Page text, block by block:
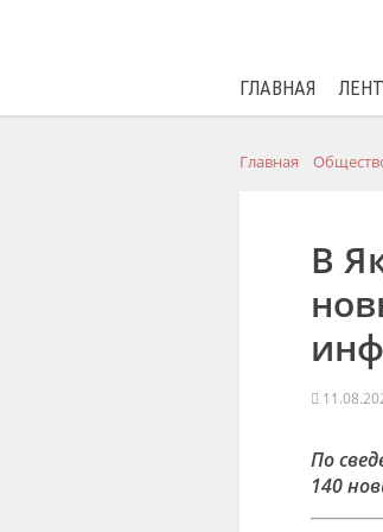
ГЛАВНАЯ
Главная
В
По
140